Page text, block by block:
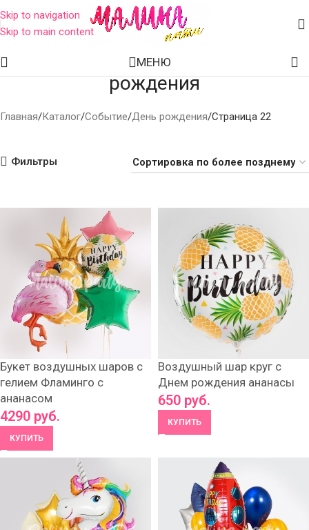
Skip to navigation
Skip to main content
МЕНЮ
Воздушные шары на день
рождения
Главная Каталог Событие День рождения Страница 22
Фильтры
Букет воздушных шаров с
гелием Фламинго с
ананасом
4290 руб.
КУПИТЬ
Воздушный шар круг с
Днем рождения ананасы
650 руб.
КУПИТЬ